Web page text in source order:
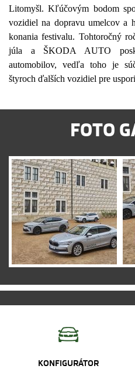
Litomyšl. Kľúčovým bodom
vozidiel na dopravu umelcov a
konania festivalu. Tohtoročný
júla a ŠKODA AUTO
automobilov, vedľa toho je
štyroch ďalších vozidiel pre
FOTO
KONFIGURÁTOR